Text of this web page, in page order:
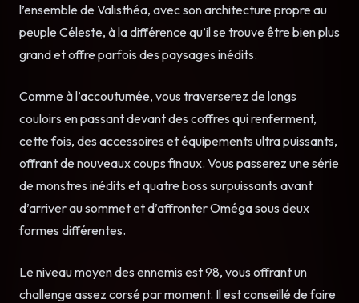
l’ensemble de Valisthéa, avec son architecture propre au
peuple Céleste, à la différence qu’il se trouve être bien plus
grand et offre parfois des paysages inédits.
Comme à l’accoutumée, vous traverserez de longs
couloirs en passant devant des coffres qui renferment,
cette fois, des accessoires et équipements ultra puissants,
offrant de nouveaux coups finaux. Vous passerez une série
de monstres inédits et quatre boss surpuissants avant
d’arriver au sommet et d’affronter Oméga sous deux
formes différentes.
Le niveau moyen des ennemis est 98, vous offrant un
challenge assez corsé par moment. Il est conseillé de faire